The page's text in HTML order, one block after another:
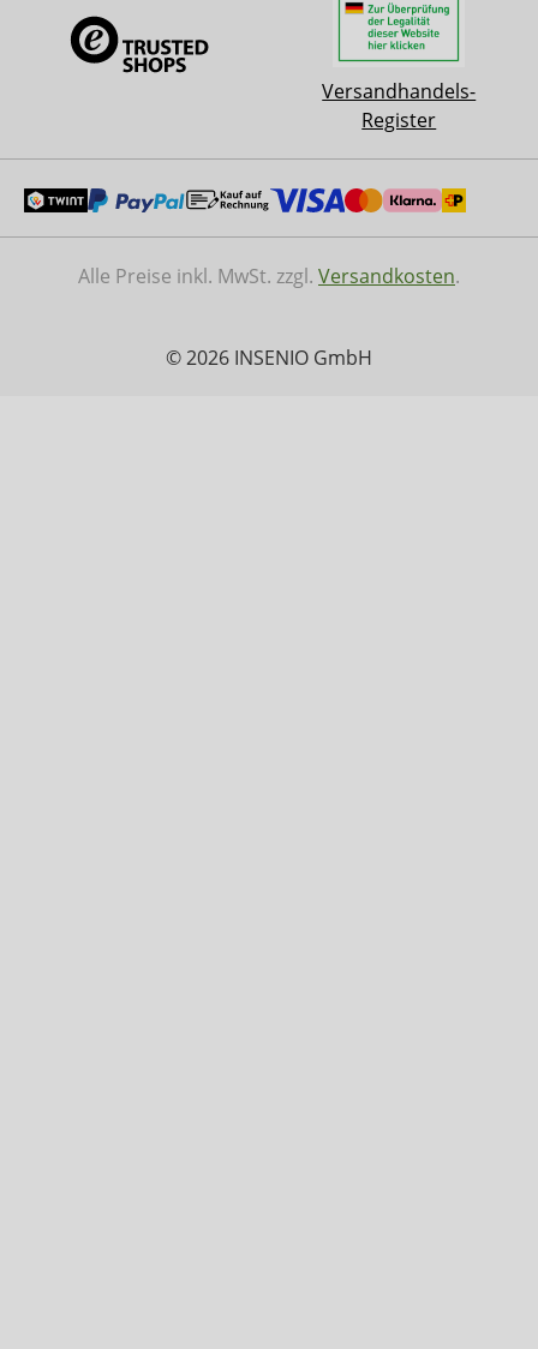
Versandhandels-
Register
Alle Preise inkl. MwSt. zzgl. Versandkosten.
© 2026 INSENIO GmbH